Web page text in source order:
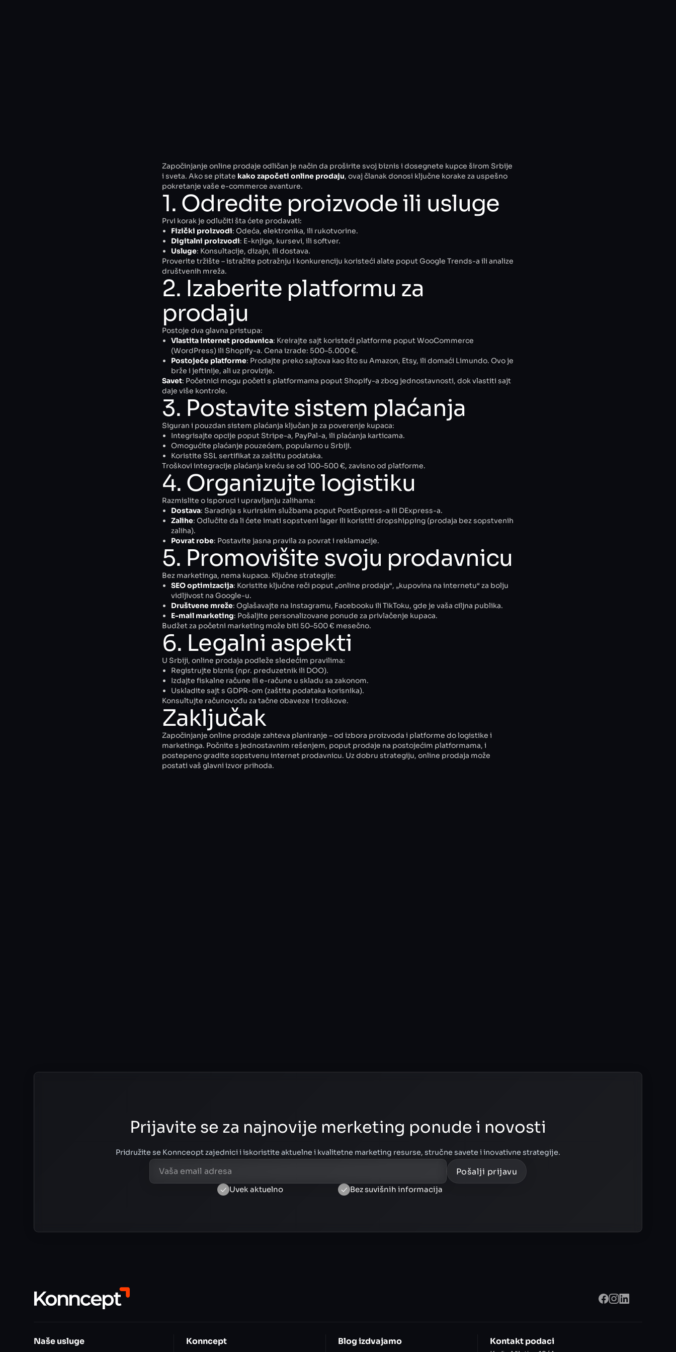
Započinjanje online prodaje odličan je način da proširite svoj biznis i dosegnete kupce širom Srbije
i sveta. Ako se pitate kako započeti online prodaju, ovaj članak donosi ključne korake za uspešno
pokretanje vaše e-commerce avanture.
1. Odredite proizvode ili usluge
Prvi korak je odlučiti šta ćete prodavati:
Fizički proizvodi: Odeća, elektronika, ili rukotvorine.
Digitalni proizvodi: E-knjige, kursevi, ili softver.
Usluge: Konsultacije, dizajn, ili dostava.
Proverite tržište – istražite potražnju i konkurenciju koristeći alate poput Google Trends-a ili analize
društvenih mreža.
2. Izaberite platformu za
prodaju
Postoje dva glavna pristupa:
Vlastita internet prodavnica: Kreirajte sajt koristeći platforme poput WooCommerce
(WordPress) ili Shopify-a. Cena izrade: 500–5.000 €.
Postojeće platforme: Prodajte preko sajtova kao što su Amazon, Etsy, ili domaći Limundo. Ovo je
brže i jeftinije, ali uz provizije.
Savet: Početnici mogu početi s platformama poput Shopify-a zbog jednostavnosti, dok vlastiti sajt
daje više kontrole.
3. Postavite sistem plaćanja
Siguran i pouzdan sistem plaćanja ključan je za poverenje kupaca:
Integrisajte opcije poput Stripe-a, PayPal-a, ili plaćanja karticama.
Omogućite plaćanje pouzećem, popularno u Srbiji.
Koristite SSL sertifikat za zaštitu podataka.
Troškovi integracije plaćanja kreću se od 100–500 €, zavisno od platforme.
4. Organizujte logistiku
Razmislite o isporuci i upravljanju zalihama:
Dostava: Saradnja s kurirskim službama poput PostExpress-a ili DExpress-a.
Zalihe: Odlučite da li ćete imati sopstveni lager ili koristiti dropshipping (prodaja bez sopstvenih
zaliha).
Povrat robe: Postavite jasna pravila za povrat i reklamacije.
5. Promovišite svoju prodavnicu
Bez marketinga, nema kupaca. Ključne strategije:
SEO optimizacija: Koristite ključne reči poput „online prodaja“, „kupovina na internetu“ za bolju
vidljivost na Google-u.
Društvene mreže: Oglašavajte na Instagramu, Facebooku ili TikToku, gde je vaša ciljna publika.
E-mail marketing: Pošaljite personalizovane ponude za privlačenje kupaca.
Budžet za početni marketing može biti 50–500 € mesečno.
6. Legalni aspekti
U Srbiji, online prodaja podleže sledećim pravilima:
Registrujte biznis (npr. preduzetnik ili DOO).
Izdajte fiskalne račune ili e-račune u skladu sa zakonom.
Uskladite sajt s GDPR-om (zaštita podataka korisnika).
Konsultujte računovođu za tačne obaveze i troškove.
Zaključak
Započinjanje online prodaje zahteva planiranje – od izbora proizvoda i platforme do logistike i
marketinga. Počnite s jednostavnim rešenjem, poput prodaje na postojećim platformama, i
postepeno gradite sopstvenu internet prodavnicu. Uz dobru strategiju, online prodaja može
postati vaš glavni izvor prihoda.
Prijavite se za najnovije merketing ponude i novosti
Pridružite se Konnceopt zajednici i iskoristite aktuelne i kvalitetne marketing resurse, stručne savete i inovativne strategije.
Uvek aktuelno Bez suvišnih informacija
Naše usluge Konncept Blog izdvajamo Kontakt podaci